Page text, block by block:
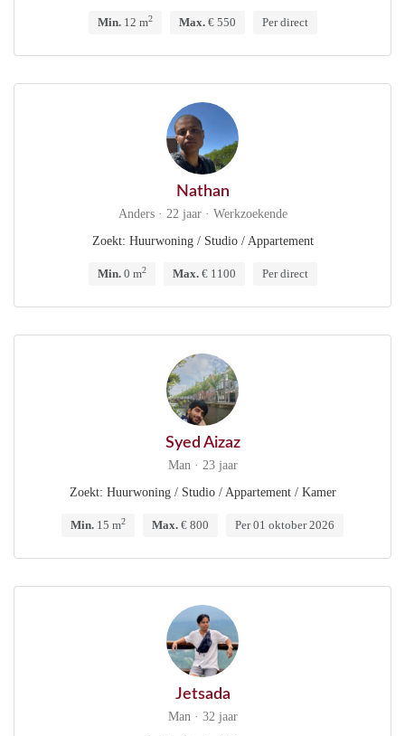
Min.12 m2 Max.€ 550 Per direct
Nathan
Anders · 22 jaar · Werkzoekende
Zoekt: Huurwoning / Studio / Appartement
Min.0 m2 Max.€ 1100 Per direct
Syed Aizaz
Man · 23 jaar
Zoekt: Huurwoning / Studio / Appartement / Kamer
Min. 15 m2 Max. € 800 Per 01 oktober 2026
Jetsada
Man · 32 jaar